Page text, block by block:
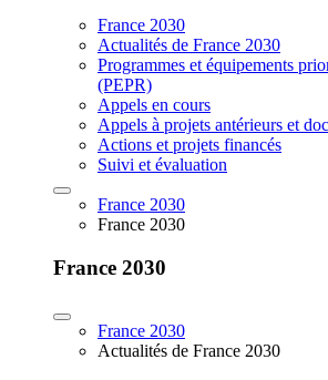
France 2030
Actualités de France 2030
Programmes et équipements
(PEPR)
Appels en cours
Appels à projets antérieurs et
Actions et projets financés
Suivi et évaluation
France 2030
France 2030
France 2030
France 2030
Actualités de France 2030